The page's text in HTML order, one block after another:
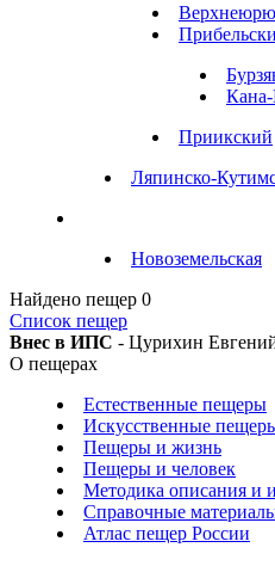
Приикский
Ляпинско-
Новоземельская
Найдено пещер 0
Список пещер
Внес в ИПС - Цурихин
О пещерах
Естественные пещеры
Искусственные
Пещеры и жизнь
Пещеры и человек
Методика описания и
Справочные
Атлас пещер России